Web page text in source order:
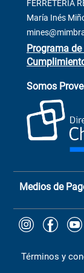
Contacto
Venta Terreno
Trabaja con
+56 9
+56 9
FERRETERÍA
María Inés
Programa
Somos
Medios de
Términos y